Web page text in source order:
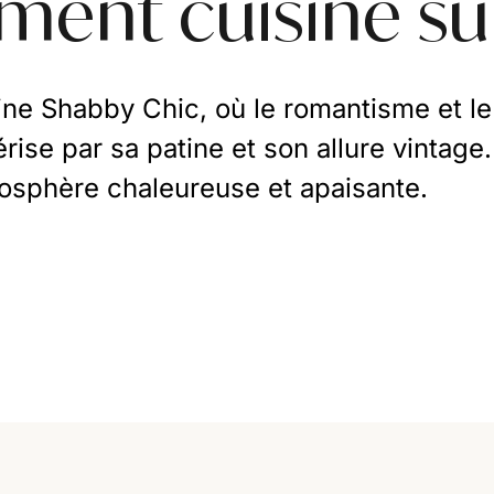
Shabby Chic, où le romantisme et
par sa patine et son allure
chaleureuse et apaisante.